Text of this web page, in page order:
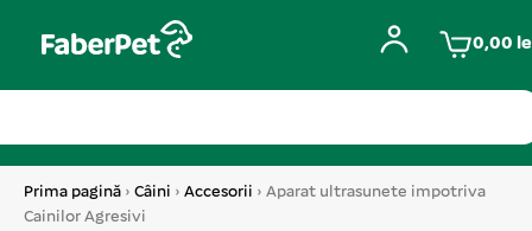
0,00
Prima pagină › Câini › Accesorii › Aparat ultrasunete impotriva
Cainilor Agresivi